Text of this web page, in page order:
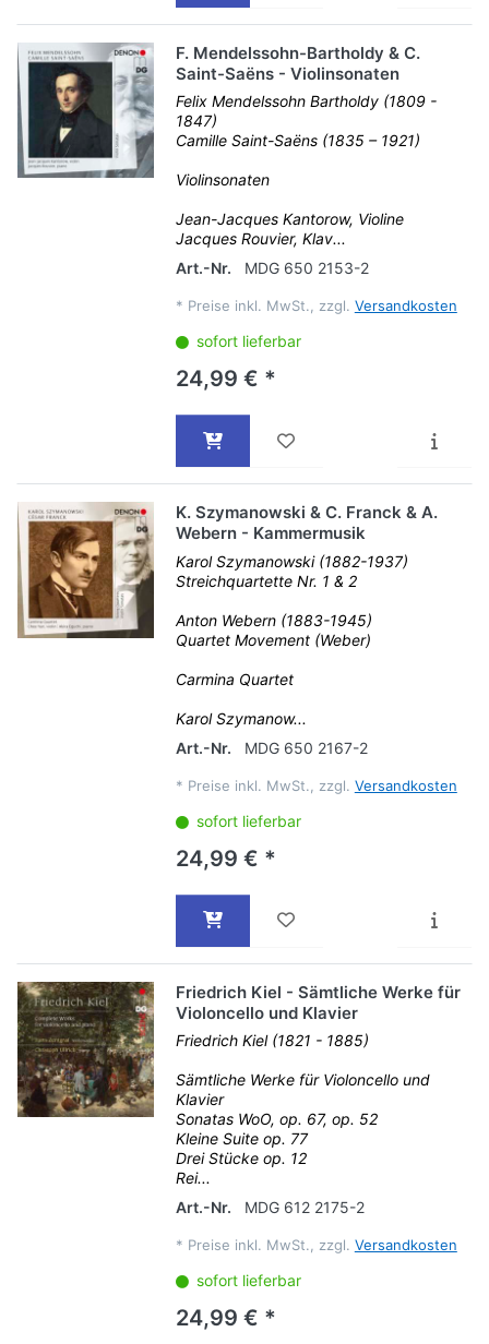
F. Mendelssohn-Bartholdy & C.
Saint-Saëns - Violinsonaten
Felix Mendelssohn Bartholdy (1809 -
1847)
Camille Saint-Saëns (1835 – 1921)
Violinsonaten
Jean-Jacques Kantorow, Violine
Jacques Rouvier, Klav...
Art.-Nr.
MDG 650 2153-2
* Preise inkl. MwSt., zzgl. Versandkosten
sofort lieferbar
24,99 € *
K. Szymanowski & C. Franck & A.
Webern - Kammermusik
Karol Szymanowski (1882-1937)
Streichquartette Nr. 1 & 2
Anton Webern (1883-1945)
Quartet Movement (Weber)
Carmina Quartet
Karol Szymanow...
Art.-Nr.
MDG 650 2167-2
* Preise inkl. MwSt., zzgl. Versandkosten
sofort lieferbar
24,99 € *
Friedrich Kiel - Sämtliche Werke für
Violoncello und Klavier
Friedrich Kiel (1821 - 1885)
Sämtliche Werke für Violoncello und
Klavier
Sonatas WoO, op. 67, op. 52
Kleine Suite op. 77
Drei Stücke op. 12
Rei...
Art.-Nr.
MDG 612 2175-2
* Preise inkl. MwSt., zzgl. Versandkosten
sofort lieferbar
24,99 € *